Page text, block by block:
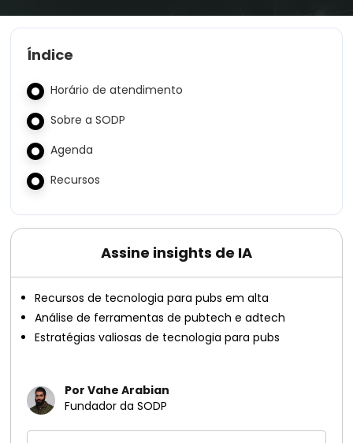
Índice
Horário de atendimento
Sobre a SODP
Agenda
Recursos
Assine insights de IA
Recursos de tecnologia para pubs em alta
Análise de ferramentas de pubtech e adtech
Estratégias valiosas de tecnologia para pubs
Por Vahe Arabian
Fundador da SODP